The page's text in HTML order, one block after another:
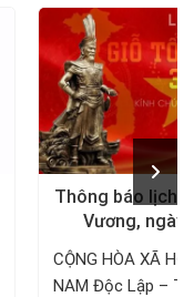
Thông báo lịch
Vương, ngày
CỘNG HÒA XÃ
NAM Độc Lập –